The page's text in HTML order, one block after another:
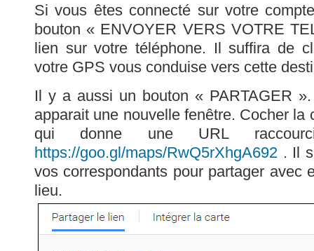
Si vous êtes connecté sur votre
bouton « ENVOYER VERS VOTRE
lien sur votre téléphone. Il suffira de
votre GPS vous conduise vers cette
Il y a aussi un bouton « PARTAGER
apparait une nouvelle fenêtre. Cocher la
qui donne une URL
https://goo.gl/maps/RwQ5rXhgA692 . Il
vos correspondants pour partager avec
lieu.